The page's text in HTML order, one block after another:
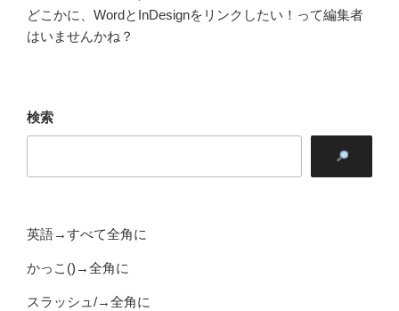
どこかに、WordとInDesignをリンクしたい！って編集者
はいませんかね？
検索
英語→すべて全角に
かっこ()→全角に
スラッシュ/→全角に